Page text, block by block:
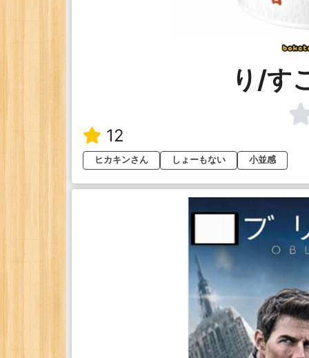
り/す
12
ヒカキンさん しょーもない 小並感